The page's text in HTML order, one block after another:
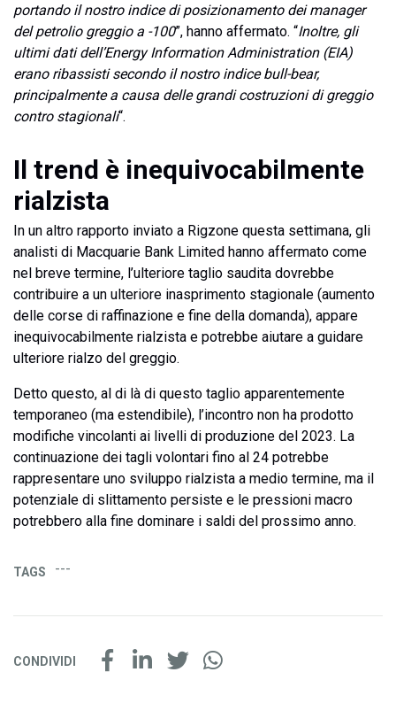
portando il nostro indice di posizionamento dei manager
del petrolio greggio a -100”, hanno affermato. “Inoltre, gli
ultimi dati dell’Energy Information Administration (EIA)
erano ribassisti secondo il nostro indice bull-bear,
principalmente a causa delle grandi costruzioni di greggio
contro stagionali“.
Il trend è inequivocabilmente
rialzista
In un altro rapporto inviato a Rigzone questa settimana, gli
analisti di Macquarie Bank Limited hanno affermato come
nel breve termine, l’ulteriore taglio saudita dovrebbe
contribuire a un ulteriore inasprimento stagionale (aumento
delle corse di raffinazione e fine della domanda), appare
inequivocabilmente rialzista e potrebbe aiutare a guidare
ulteriore rialzo del greggio.
Detto questo, al di là di questo taglio apparentemente
temporaneo (ma estendibile), l’incontro non ha prodotto
modifiche vincolanti ai livelli di produzione del 2023. La
continuazione dei tagli volontari fino al 24 potrebbe
rappresentare uno sviluppo rialzista a medio termine, ma il
potenziale di slittamento persiste e le pressioni macro
potrebbero alla fine dominare i saldi del prossimo anno.
TAGS ---
CONDIVIDI